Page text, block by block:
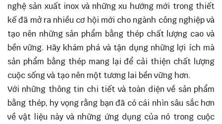
nghệ sản xuất inox và những xu hướng mới trong thiết
kế đã mở ra nhiều cơ hội mới cho ngành công nghiệp và
tạo nên những sản phẩm bằng thép chất lượng cao và
bền vững. Hãy khám phá và tận dụng những lợi ích mà
sản phẩm bằng thép mang lại để cải thiện chất lượng
cuộc sống và tạo nên một tương lai bền vững hơn.
Với những thông tin chi tiết và toàn diện về sản phẩm
bằng thép, hy vọng rằng bạn đã có cái nhìn sâu sắc hơn
về vật liệu này và những ứng dụng của nó trong cuộc